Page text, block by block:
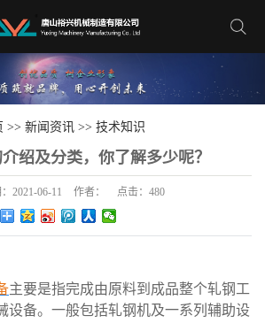
>> 新闻资讯 >> 技术知识
绍及分类，你了解多少呢？
2021-06-11 作者： 点击： 480
主要是指完成由原料到成品整个轧钢工
设备。一般包括轧钢机及一系列辅助设